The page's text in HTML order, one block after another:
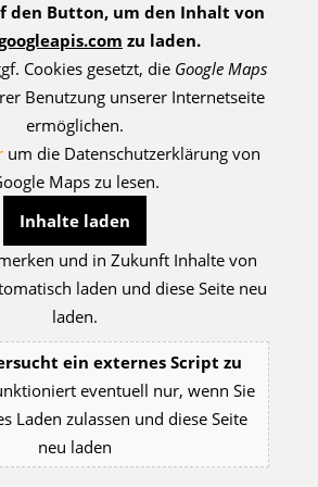
den Button, um den Inhalt von
zu laden.
Cookies gesetzt, die Google Maps
Benutzung unserer Internetseite
ermöglichen.
um die Datenschutzerklärung von
Maps zu lesen.
Inhalte laden
und in Zukunft Inhalte von
laden und diese Seite neu
laden.
ein externes Script zu
eventuell nur, wenn Sie
Laden zulassen und diese Seite
neu laden